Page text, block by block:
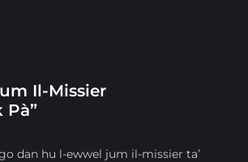
Il-Missier
Pà”
dan hu l-ewwel jum il-missier ta’